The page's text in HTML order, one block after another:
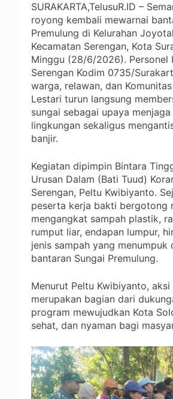
SURAKARTA,TelusuR.ID –
royong kembali mewarnai
Premulung di Kelurahan
Kecamatan Serengan, Kota
Minggu (28/6/2026). Personel
Serengan Kodim 0735/
warga, relawan, dan
Lestari turun langsung
sungai sebagai upaya
lingkungan sekaligus
banjir.
Kegiatan dipimpin Bintara
Urusan Dalam (Bati Tuud)
Serengan, Peltu Kwibiyanto.
peserta kerja bakti bergotong
mengangkat sampah plastik,
rumput liar, endapan lumpur,
jenis sampah yang menumpuk
bantaran Sungai Premulung.
Menurut Peltu Kwibiyanto, aksi
merupakan bagian dari
program mewujudkan Kota
sehat, dan nyaman bagi